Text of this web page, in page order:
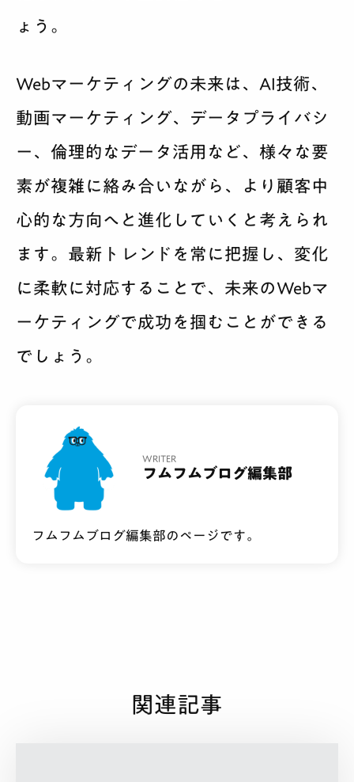
ょう。
Webマーケティングの未来は、AI技術、
動画マーケティング、データプライバシ
ー、倫理的なデータ活用など、様々な要
素が複雑に絡み合いながら、より顧客中
心的な方向へと進化していくと考えられ
ます。最新トレンドを常に把握し、変化
に柔軟に対応することで、未来のWebマ
ーケティングで成功を掴むことができる
でしょう。
フムフムブログ編集部
WRITER
フムフムブログ編集部のページです。
関連記事